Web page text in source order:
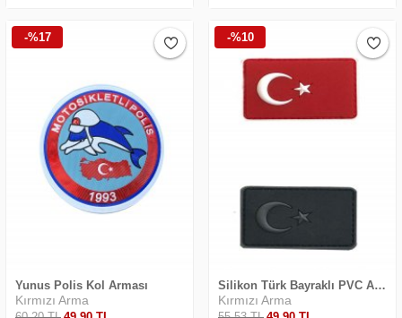
-%17
Yunus Polis Kol Arması
Kırmızı Arma
-%10
Silikon Türk Bayraklı PVC Arma
Kırmızı Arma